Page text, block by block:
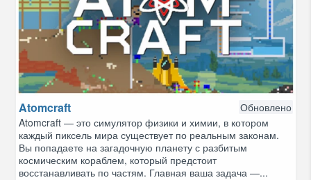
Atomcraft
Обновлено
Atomcraft — это симулятор физики и химии, в котором
каждый пиксель мира существует по реальным законам.
Вы попадаете на загадочную планету с разбитым
космическим кораблем, который предстоит
восстанавливать по частям. Главная ваша задача —...